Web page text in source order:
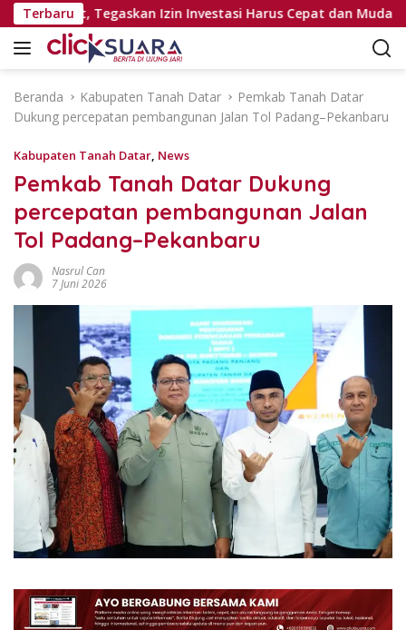
a
TerbaruTegaskan Izin Investasi Harus Cepat dan Mudah
Beranda Kabupaten Tanah Datar
Pemkab Tanah Datar
Dukung percepatan pembangunan Jalan Tol Padang–Pekanbaru
Kabupaten Tanah Datar, News
Pemkab Tanah Datar Dukung
percepatan pembangunan Jalan
Tol Padang–Pekanbaru
Nasrul Can
7 Juni 2026